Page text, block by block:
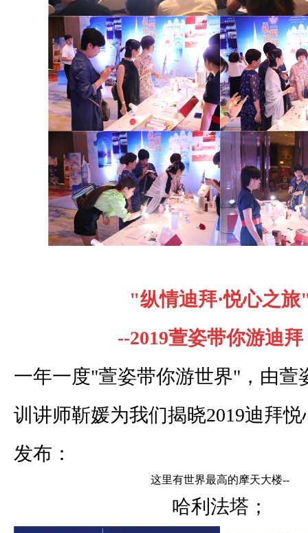
"纵情迪拜·悦心之旅
--2019萱姿带你游迪拜
一年一度"萱姿带你游世界"，由萱
训讲师靳媛为我们揭晓2019迪拜
发布：
这里有世界最高的摩天大楼--
哈利法塔；